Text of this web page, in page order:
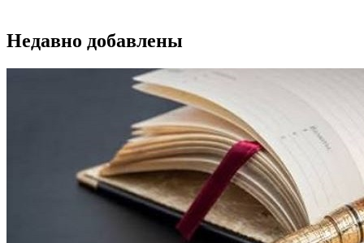
Недавно добавлены